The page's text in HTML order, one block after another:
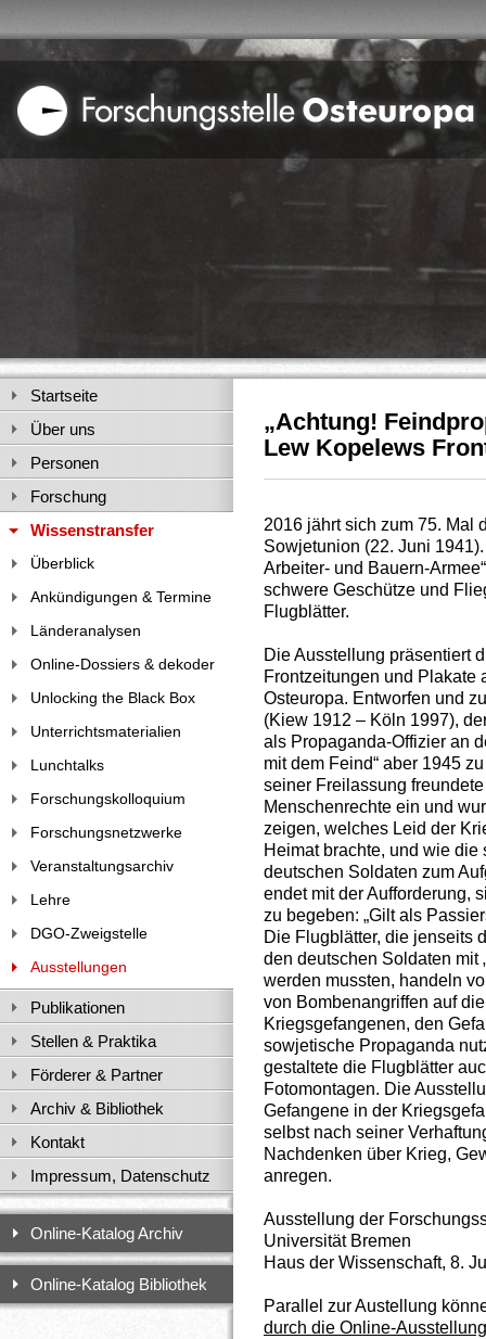
„Achtung!
Lew Kopelews
2016 jährt sich zum 75. Mal
Sowjetunion (22. Juni
Arbeiter- und Bauern-
schwere Geschütze und
Flugblätter.
Die Ausstellung präsentiert
Frontzeitungen und Plakate
Osteuropa. Entworfen und
(Kiew 1912 – Köln 1997),
als Propaganda-Offizier an
mit dem Feind“ aber 1945
seiner Freilassung
Menschenrechte ein und
zeigen, welches Leid der
Heimat brachte, und wie
deutschen Soldaten zum
endet mit der Aufforderung,
zu begeben: „Gilt als
Die Flugblätter, die jenseits
den deutschen Soldaten mit
werden mussten, handeln
von Bombenangriffen auf
Kriegsgefangenen, den
sowjetische Propaganda
gestaltete die Flugblätter
Fotomontagen. Die
Gefangene in der
selbst nach seiner
Nachdenken über Krieg,
anregen.
Ausstellung der
Universität Bremen
Haus der Wissenschaft, 8.
Parallel zur Austellung
durch die Online-Ausstellung
Startseite
Über uns
Personen
Forschung
Wissenstransfer
Überblick
Ankündigungen & Termine
Länderanalysen
Online-Dossiers & dekoder
Unlocking the Black Box
Unterrichtsmaterialien
Lunchtalks
Forschungskolloquium
Forschungsnetzwerke
Veranstaltungsarchiv
Lehre
DGO-Zweigstelle
Ausstellungen
Publikationen
Stellen & Praktika
Förderer & Partner
Archiv & Bibliothek
Kontakt
Impressum, Datenschutz
Online-Katalog Archiv
Online-Katalog Bibliothek